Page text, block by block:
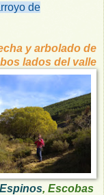
de
y arbolado de
lados del valle
Espinos, Escobas